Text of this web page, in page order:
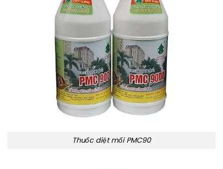
Thuốc diệt mối PMC90